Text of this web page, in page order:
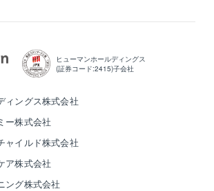
ヒューマンホールディングス
(証券コード:2415)子会社
ィングス株式会社
ー株式会社
ャイルド株式会社
ア株式会社
ング株式会社